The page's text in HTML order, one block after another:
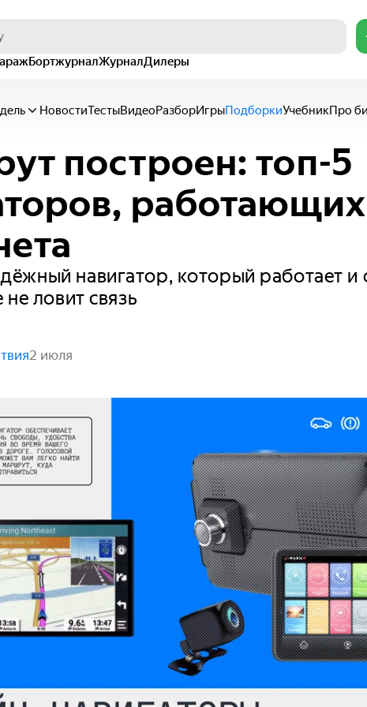
БортжурналЖурналДилеры
НовостиТестыВидеоРазборИгрыПодборкиУчебникПро
построен: топ-5
навигатор, который работает и
ловит связь
2 июля